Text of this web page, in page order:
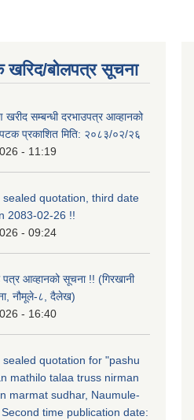
खरिद/बोलपत्र सूचना
सम्बन्धी दरभाउपत्र आव्हानको
प्रकाशित मिति: २०८३/०२/२६
- 11:19
sealed quotation, third date
2083-02-26 !!
- 09:24
पत्र आव्हानको सूचना !! (गिरखानी
नौमूले-८, दैलेख)
- 16:40
sealed quotation for "pashu
mathilo talaa truss nirman
marmat sudhar, Naumule-
time publication date: